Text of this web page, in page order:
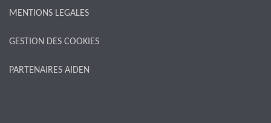
MENTIONS LEGALES
GESTION DES COOKIES
PARTENAIRES AIDEN